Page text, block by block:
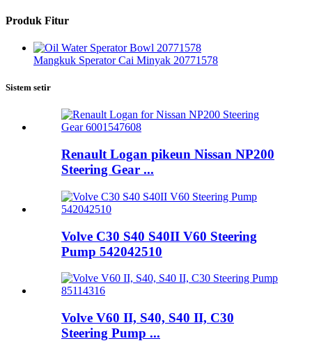
Produk Fitur
Mangkuk Sperator Cai Minyak 20771578
Sistem setir
Renault Logan pikeun Nissan NP200
Steering Gear ...
Volve C30 S40 S40II V60 Steering
Pump 542042510
Volve V60 II, S40, S40 II, C30
Steering Pump ...